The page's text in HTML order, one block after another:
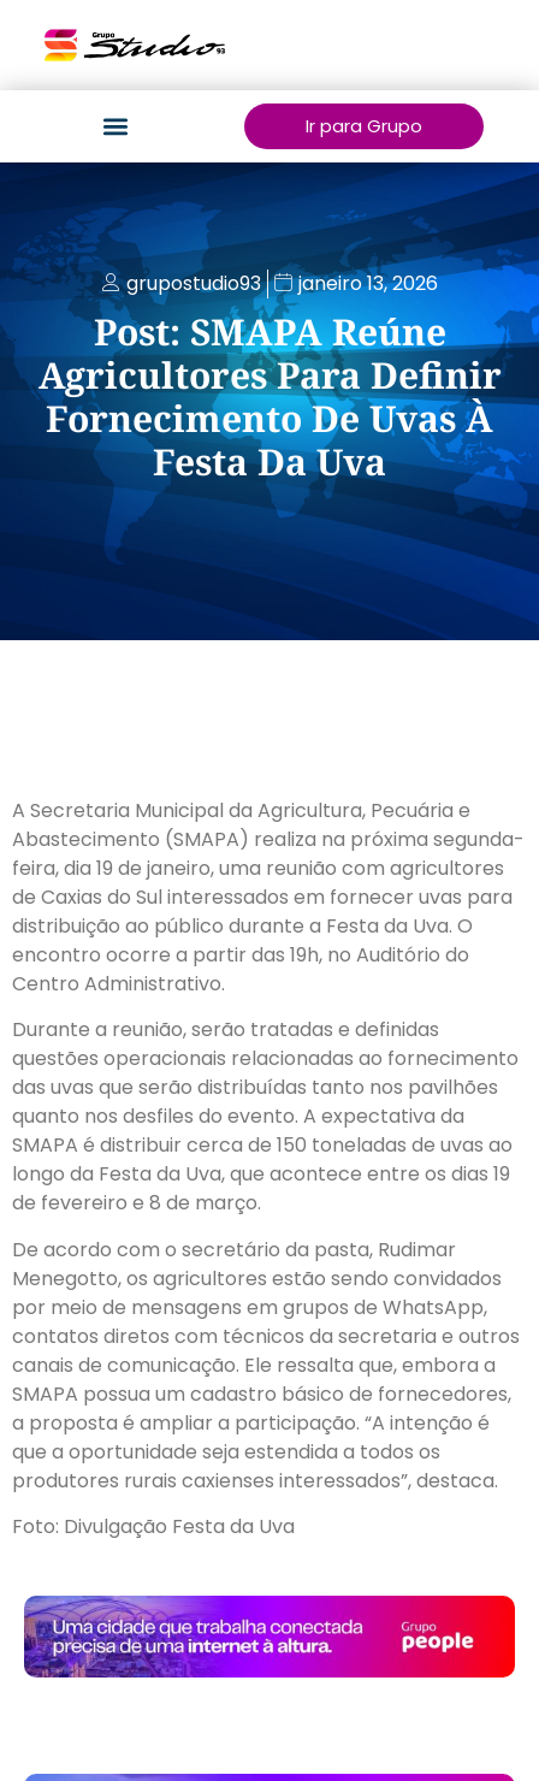
Ir para Grupo
grupostudio93 janeiro 13, 2026
Post: SMAPA Reúne
Agricultores Para Definir
Fornecimento De Uvas À
Festa Da Uva
A Secretaria Municipal da Agricultura, Pecuária e
Abastecimento (SMAPA) realiza na próxima segunda-
feira, dia 19 de janeiro, uma reunião com agricultores
de Caxias do Sul interessados em fornecer uvas para
distribuição ao público durante a Festa da Uva. O
encontro ocorre a partir das 19h, no Auditório do
Centro Administrativo.
Durante a reunião, serão tratadas e definidas
questões operacionais relacionadas ao fornecimento
das uvas que serão distribuídas tanto nos pavilhões
quanto nos desfiles do evento. A expectativa da
SMAPA é distribuir cerca de 150 toneladas de uvas ao
longo da Festa da Uva, que acontece entre os dias 19
de fevereiro e 8 de março.
De acordo com o secretário da pasta, Rudimar
Menegotto, os agricultores estão sendo convidados
por meio de mensagens em grupos de WhatsApp,
contatos diretos com técnicos da secretaria e outros
canais de comunicação. Ele ressalta que, embora a
SMAPA possua um cadastro básico de fornecedores,
a proposta é ampliar a participação. “A intenção é
que a oportunidade seja estendida a todos os
produtores rurais caxienses interessados”, destaca.
Foto: Divulgação Festa da Uva